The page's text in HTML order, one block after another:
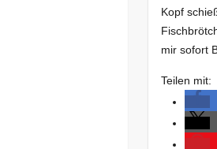
Kopf
mir sofort
Teilen mit: